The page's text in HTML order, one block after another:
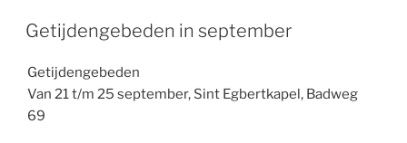
Getijdengebeden in september
Getijdengebeden
Van 21 t/m 25 september, Sint Egbertkapel, Badweg
69